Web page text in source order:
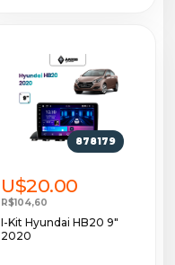
878179
U$20.00
R$104,60
I-Kit Hyundai HB20 9"
2020